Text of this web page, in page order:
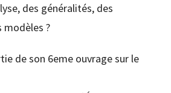
des généralités, des
?
de son 6eme ouvrage sur le